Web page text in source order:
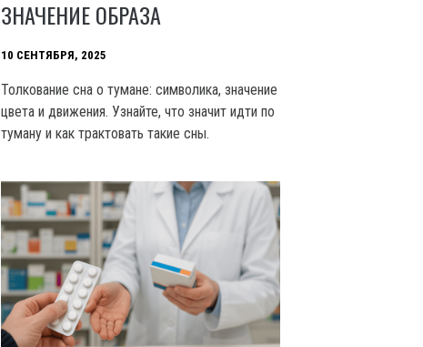
ЗНАЧЕНИЕ ОБРАЗА
10 СЕНТЯБРЯ, 2025
Толкование сна о тумане: символика, значение
цвета и движения. Узнайте, что значит идти по
туману и как трактовать такие сны.